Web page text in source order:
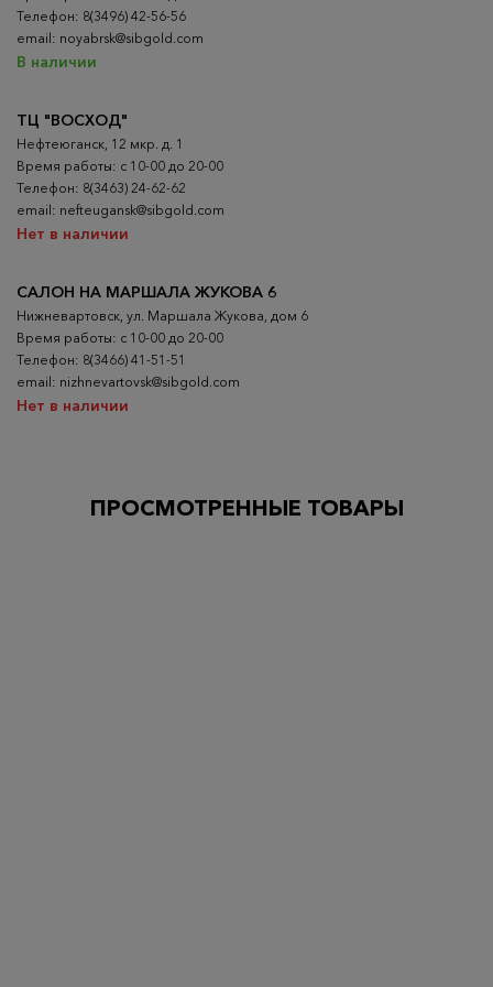
Телефон: 8(3496) 42-56-56
email: noyabrsk@sibgold.com
В наличии
ТЦ "ВОСХОД"
Нефтеюганск, 12 мкр. д. 1
Время работы: с 10-00 до 20-00
Телефон: 8(3463) 24-62-62
email: nefteugansk@sibgold.com
Нет в наличии
САЛОН НА МАРШАЛА ЖУКОВА 6
Нижневартовск, ул. Маршала Жукова, дом 6
Время работы: с 10-00 до 20-00
Телефон: 8(3466) 41-51-51
email: nizhnevartovsk@sibgold.com
Нет в наличии
ПРОСМОТРЕННЫЕ ТОВАРЫ